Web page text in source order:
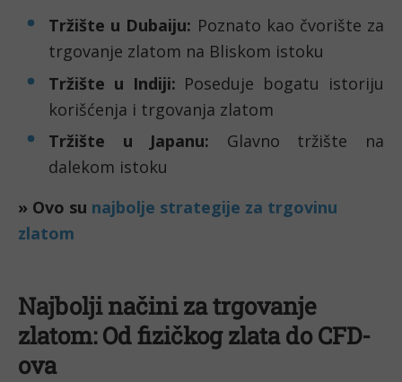
Tržište u Dubaiju: Poznato kao čvorište za
trgovanje zlatom na Bliskom istoku
Tržište u Indiji: Poseduje bogatu istoriju
korišćenja i trgovanja zlatom
Tržište u Japanu: Glavno tržište na
dalekom istoku
» Ovo su najbolje strategije za trgovinu
zlatom
Najbolji načini za trgovanje
zlatom: Od fizičkog zlata do CFD-
ova